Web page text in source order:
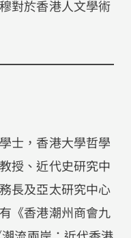
對於香港人文學術
士，香港大學哲學
授、近代史研究中
長及亞太研究中心
《香港潮州商會九